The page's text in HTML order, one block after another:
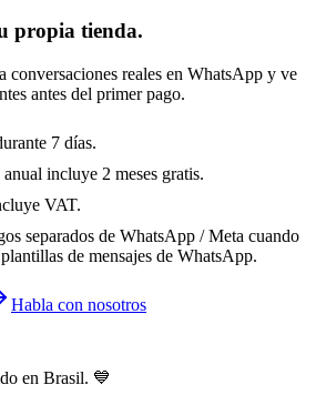
propia tienda.
conversaciones reales en WhatsApp y ve
antes del primer pago.
7 días.
incluye 2 meses gratis.
VAT.
separados de WhatsApp / Meta cuando
de mensajes de WhatsApp.
Habla con nosotros
en Brasil. 💙